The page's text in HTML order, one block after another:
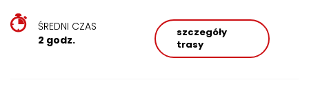
ŚREDNI CZAS
2 godz.
szczegóły
trasy